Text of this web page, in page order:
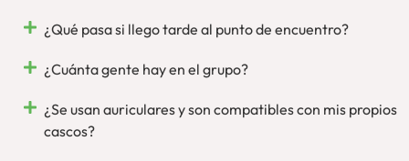
¿Qué pasa si llego tarde al punto de encuentro?
¿Cuánta gente hay en el grupo?
¿Se usan auriculares y son compatibles con mis propios
cascos?